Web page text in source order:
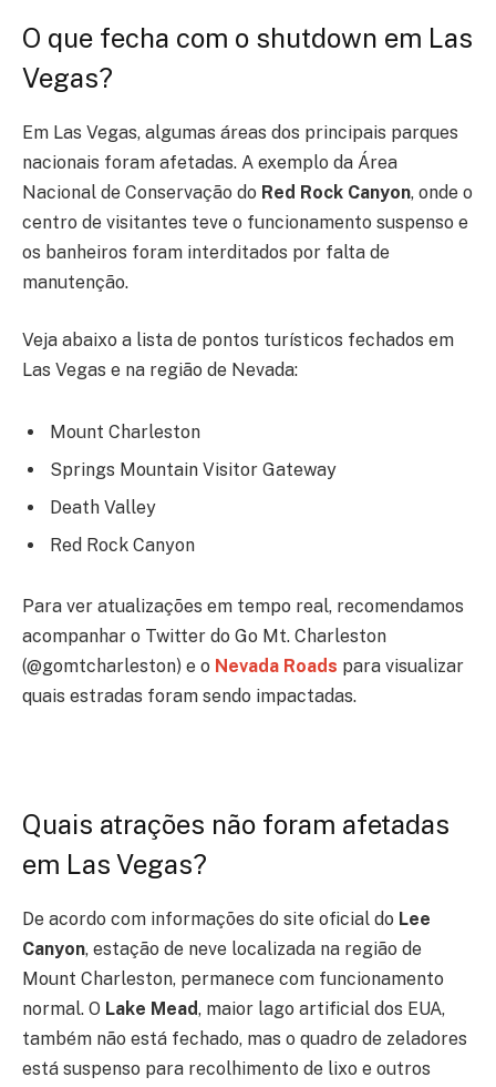
O que fecha com o shutdown em Las
Vegas?
Em Las Vegas, algumas áreas dos principais parques
nacionais foram afetadas. A exemplo da Área
Nacional de Conservação do Red Rock Canyon, onde o
centro de visitantes teve o funcionamento suspenso e
os banheiros foram interditados por falta de
manutenção.
Veja abaixo a lista de pontos turísticos fechados em
Las Vegas e na região de Nevada:
Mount Charleston
Springs Mountain Visitor Gateway
Death Valley
Red Rock Canyon
Para ver atualizações em tempo real, recomendamos
acompanhar o Twitter do Go Mt. Charleston
(@gomtcharleston) e o Nevada Roads para visualizar
quais estradas foram sendo impactadas.
Quais atrações não foram afetadas
em Las Vegas?
De acordo com informações do site oficial do Lee
Canyon, estação de neve localizada na região de
Mount Charleston, permanece com funcionamento
normal. O Lake Mead, maior lago artificial dos EUA,
também não está fechado, mas o quadro de zeladores
está suspenso para recolhimento de lixo e outros